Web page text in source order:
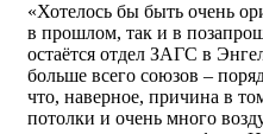
«Хотелось бы быть очень
в прошлом, так и в
остаётся отдел ЗАГС в
больше всего союзов –
что, наверное, причина в
потолки и очень много